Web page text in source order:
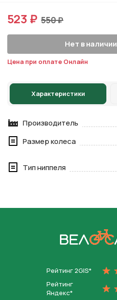
523 ₽ 550 ₽
Нет в наличии
Цена при оплате Онлайн
Характеристики
Производитель
Размер колеса
Тип ниппеля
Рейтинг 2GIS*
Рейтинг
Яндекс*